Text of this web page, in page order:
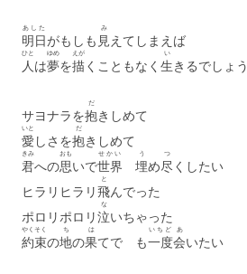
明日
あした
がもしも 見
み
えてしまえば
人
ひと
は夢
ゆめ
を描
えが
くこともなく 生
い
きるでしょう
サヨナラを抱
だ
きしめて
愛
いと
しさを抱
だ
きしめて
君
きみ
への思
おも
いで世界
せかい
埋
う
め尽
つ
くしたい
ヒラリヒラリ飛
と
んでった
ポロリポロリ泣
な
いちゃった
約束
やくそく
の地
ち
の果
は
てで も一度
いちど
会
あ
いたい